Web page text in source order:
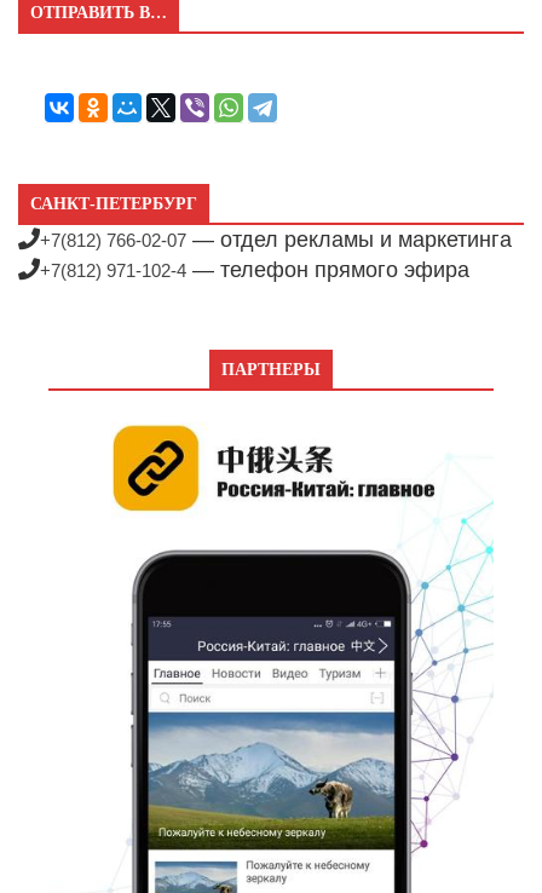
ОТПРАВИТЬ В…
САНКТ-ПЕТЕРБУРГ
+7(812) 766-02-07 — отдел рекламы и маркетинга
+7(812) 971-102-4 — телефон прямого эфира
ПАРТНЕРЫ